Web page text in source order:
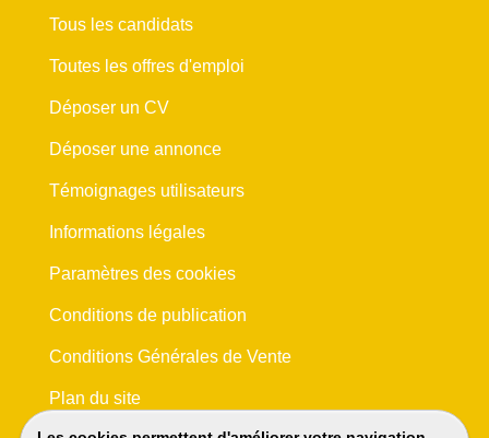
Tous les candidats
Toutes les offres d'emploi
Déposer un CV
Déposer une annonce
Témoignages utilisateurs
Informations légales
Paramètres des cookies
Conditions de publication
Conditions Générales de Vente
Plan du site